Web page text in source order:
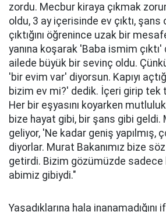
zordu. Mecbur kiraya çıkmak
oldu, 3 ay içerisinde ev çıktı, şans
çıktığını öğrenince uzak bir
yanına koşarak 'Baba ismim
ailede büyük bir sevinç oldu.
'bir evim var' diyorsun. Kapıyı
bizim ev mi?' dedik. İçeri girip tek
Her bir eşyasını koyarken
bize hayat gibi, bir şans gibi
geliyor, 'Ne kadar geniş yapılmış,
diyorlar. Murat Bakanımız bize
getirdi. Bizim gözümüzde sadece
abimiz gibiydi."
Yaşadıklarına hala inanamadığını